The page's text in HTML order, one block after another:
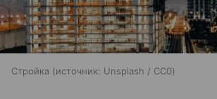
Стройка источник: Unsplash / CC0